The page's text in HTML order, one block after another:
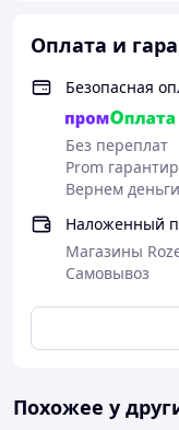
Оплата и
Безопасная
Без переплат
Prom
Вернем
Наложенный
Магазины
Самовывоз
Похожее у